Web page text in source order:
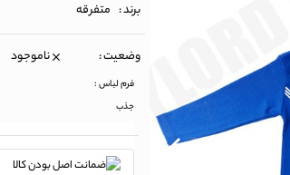
برند : متفرقه
وضعیت : ناموجود
فرم لباس :
جذب